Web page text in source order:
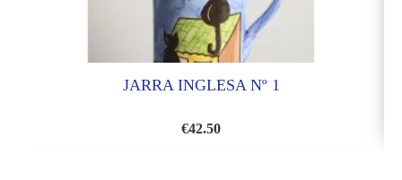
JARRA INGLESA Nº 1
€42.50